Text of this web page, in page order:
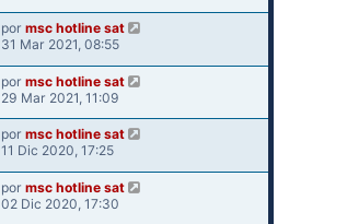
por msc hotline sat
31 Mar 2021, 08:55
por msc hotline sat
29 Mar 2021, 11:09
por msc hotline sat
11 Dic 2020, 17:25
por msc hotline sat
02 Dic 2020, 17:30